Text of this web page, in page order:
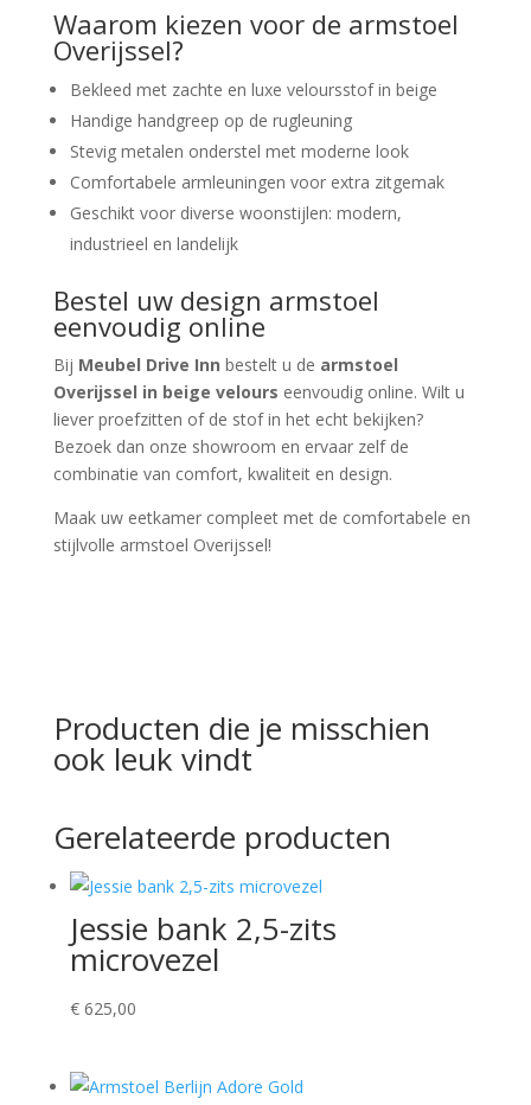
Waarom kiezen voor de armstoel
Overijssel?
Bekleed met zachte en luxe veloursstof in beige
Handige handgreep op de rugleuning
Stevig metalen onderstel met moderne look
Comfortabele armleuningen voor extra zitgemak
Geschikt voor diverse woonstijlen: modern,
industrieel en landelijk
Bestel uw design armstoel
eenvoudig online
Bij Meubel Drive Inn bestelt u de armstoel
Overijssel in beige velours eenvoudig online. Wilt u
liever proefzitten of de stof in het echt bekijken?
Bezoek dan onze showroom en ervaar zelf de
combinatie van comfort, kwaliteit en design.
Maak uw eetkamer compleet met de comfortabele en
stijlvolle armstoel Overijssel!
Producten die je misschien
ook leuk vindt
Gerelateerde producten
Jessie bank 2,5-zits
microvezel
€625,00